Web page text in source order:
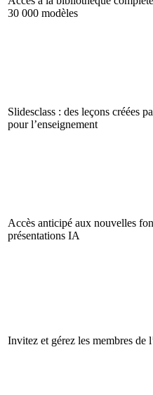
30 000 modèles
Slidesclass : des leçons créées
pour l’enseignement
Accès anticipé aux nouvelles
présentations IA
Invitez et gérez les membres de